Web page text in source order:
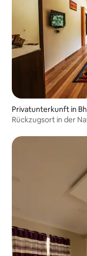
Privatunterkunft in
Rückzugsort in der